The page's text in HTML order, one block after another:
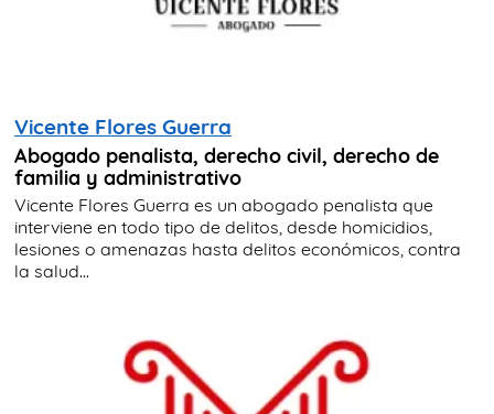
Vicente Flores Guerra
Abogado penalista, derecho civil, derecho de
familia y administrativo
Vicente Flores Guerra es un abogado penalista que
interviene en todo tipo de delitos, desde homicidios,
lesiones o amenazas hasta delitos económicos, contra
la salud...